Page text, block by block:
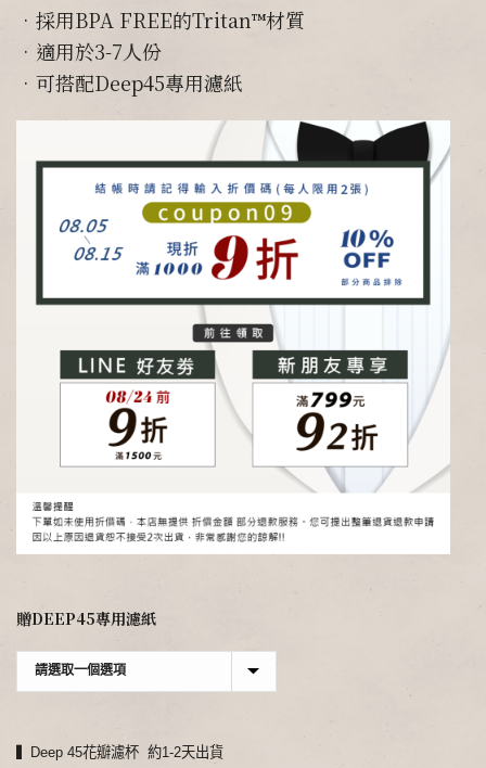
•採用BPA FREE的Tritan™材質
•適用於3-7人份
•可搭配Deep45專用濾紙
贈DEEP45專用濾紙
▍Deep 45花瓣濾杯 約1-2天出貨